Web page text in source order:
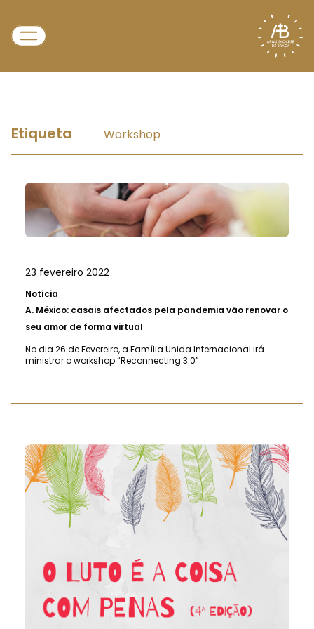
Etiqueta Workshop
23 fevereiro 2022
Notícia
A. México: casais afectados pela pandemia vão renovar o
seu amor de forma virtual
No dia 26 de Fevereiro, a Família Unida Internacional irá
ministrar o workshop “Reconnecting 3.0”